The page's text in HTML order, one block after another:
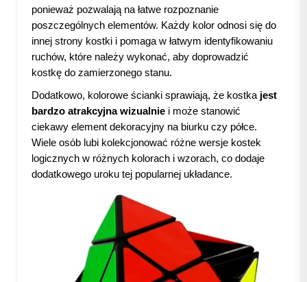
ponieważ pozwalają na łatwe rozpoznanie
poszczególnych elementów. Każdy kolor odnosi się do
innej strony kostki i pomaga w łatwym identyfikowaniu
ruchów, które należy wykonać, aby doprowadzić
kostkę do zamierzonego stanu.
Dodatkowo, kolorowe ścianki sprawiają, że kostka jest
bardzo atrakcyjna wizualnie i może stanowić
ciekawy element dekoracyjny na biurku czy półce.
Wiele osób lubi kolekcjonować różne wersje kostek
logicznych w różnych kolorach i wzorach, co dodaje
dodatkowego uroku tej popularnej układance.